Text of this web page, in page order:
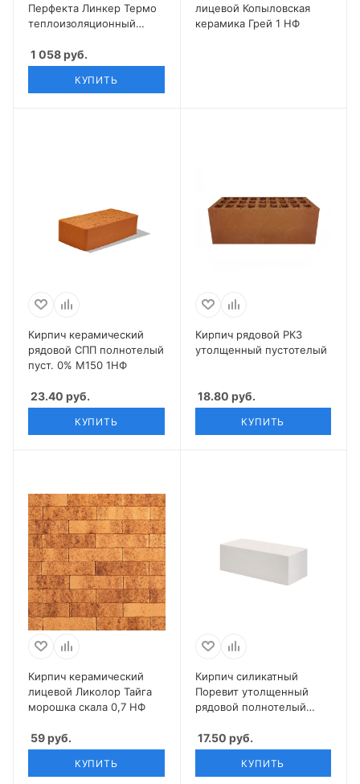
Перфекта Линкер Термо
теплоизоляционный
1 058руб.
КУПИТЬ
лицевой Копыловская
керамика Грей 1 НФ
Кирпич керамический
рядовой СПП полнотелый
пуст. 0% М150 1НФ
23.40 руб.
КУПИТЬ
Кирпич рядовой РКЗ
утолщенный пустотелый
18.80 руб.
КУПИТЬ
Кирпич керамический
лицевой Ликолор Тайга
морошка скала 0,7 НФ
59руб.
КУПИТЬ
Кирпич силикатный
Поревит утолщенный
рядовой полнотелый
17.50 руб.
КУПИТЬ